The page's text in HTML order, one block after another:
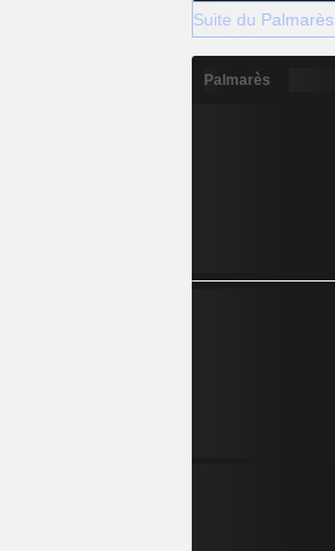
Suite du Palmarès
Palmarès